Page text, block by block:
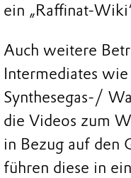
ein „Raffinat-
Auch weitere
Intermediates
Synthesegas-/
die Videos zum
in Bezug auf den
führen diese in